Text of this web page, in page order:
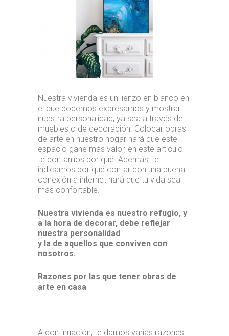
Nuestra vivienda es un lienzo en blanco en
el que podemos expresarnos y mostrar
nuestra personalidad, ya sea a través de
muebles o de decoración. Colocar obras
de arte en nuestro hogar hará que este
espacio gane más valor, en este artículo
te contamos por qué. Además, te
indicamos por qué contar con una buena
conexión a internet hará que tu vida sea
más confortable.
Nuestra vivienda es nuestro refugio, y
a la hora de decorar, debe reflejar
nuestra personalidad
y la de aquellos que conviven con
nosotros.
Razones por las que tener obras de
arte en casa
A continuación, te damos varias razones